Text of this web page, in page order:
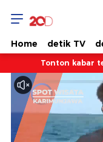
Home detik TV
Tonton kabar